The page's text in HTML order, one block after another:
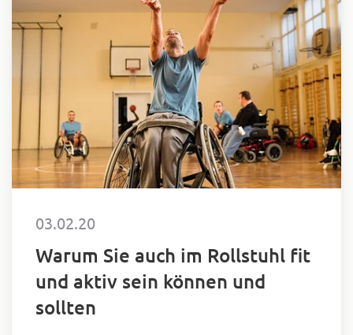
03.02.20
Warum Sie auch im Rollstuhl fit
und aktiv sein können und
sollten